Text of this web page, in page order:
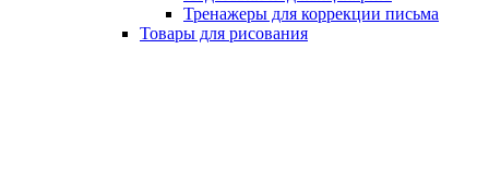
Тренажеры для коррекции письма
Товары для рисования